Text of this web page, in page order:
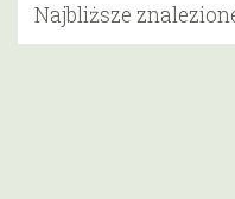
Najbliższe